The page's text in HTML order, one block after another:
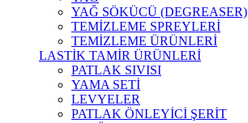
YAĞ SÖKÜCÜ (DEGREASER)
TEMİZLEME SPREYLERİ
TEMİZLEME ÜRÜNLERİ
LASTİK TAMİR ÜRÜNLERİ
PATLAK SIVISI
YAMA SETİ
LEVYELER
PATLAK ÖNLEYİCİ ŞERİT